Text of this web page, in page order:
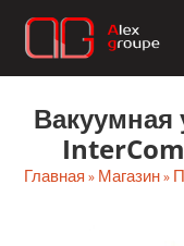
Перейти
Главная » Магазин»